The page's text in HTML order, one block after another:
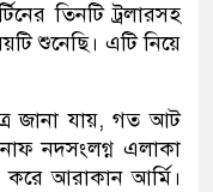
তিনটি ট্রলারসহ
শুনেছি। এটি নিয়ে
জানা যায়, গত আট
নাফ নদসংলগ্ন এলাকা
আরাকান আর্মি।